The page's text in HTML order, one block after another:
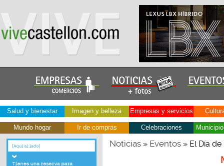
Salud y bienestar Imagen y belleza Empresas y servicios
Mundo hogar Ir de compras Celebraciones
Noticias» Eventos» El Día de